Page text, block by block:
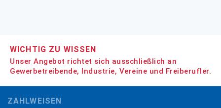
WICHTIG ZU WISSEN
Unser Angebot richtet sich ausschließlich an
Gewerbetreibende, Industrie, Vereine und Freiberufler.
ZAHLWEISEN